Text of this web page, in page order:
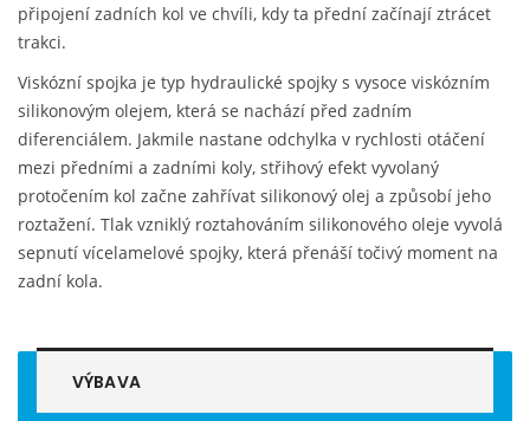
připojení zadních kol ve chvíli, kdy ta přední začínají ztrácet
trakci.
Viskózní spojka je typ hydraulické spojky s vysoce viskózním
silikonovým olejem, která se nachází před zadním
diferenciálem. Jakmile nastane odchylka v rychlosti otáčení
mezi předními a zadními koly, střihový efekt vyvolaný
protočením kol začne zahřívat silikonový olej a způsobí jeho
roztažení. Tlak vzniklý roztahováním silikonového oleje vyvolá
sepnutí vícelamelové spojky, která přenáší točivý moment na
zadní kola.
VÝBAVA